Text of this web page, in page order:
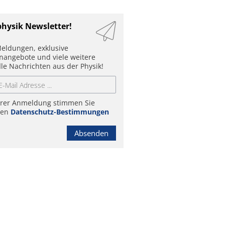
Newsletter!
exklusive
und viele weitere
Nachrichten aus der Physik!
Anmeldung stimmen Sie
Datenschutz-Bestimmungen
Absenden